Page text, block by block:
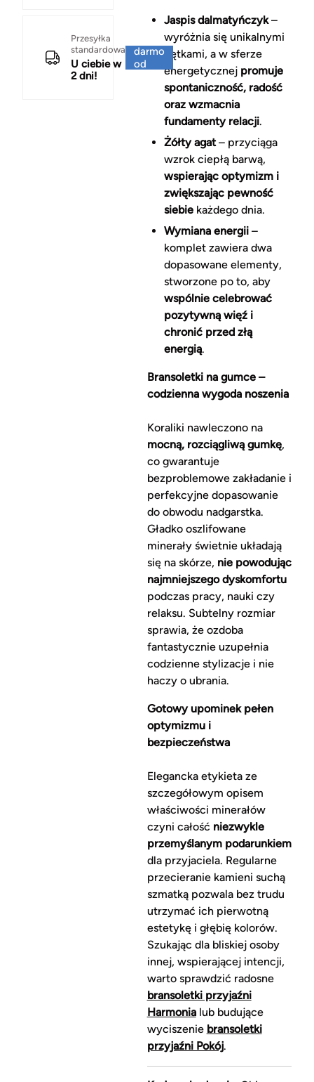
Przesyłka
standardowa
U ciebie w
2 dni!
darmo
od
Jaspis dalmatyńczyk–
wyróżnia się unikalnymi
cętkami, a w sferze
energetycznej promuje
spontaniczność, radość
oraz wzmacnia
fundamenty relacji.
Żółty agat– przyciąga
wzrok ciepłą barwą,
wspierając optymizm i
zwiększając pewność
siebiekażdego dnia.
Wymiana energii–
komplet zawiera dwa
dopasowane elementy,
stworzone po to, aby
wspólnie celebrować
pozytywną więź i
chronić przed złą
energią.
Bransoletki na gumce –
codzienna wygoda noszenia
Koraliki nawleczono na
mocną, rozciągliwą gumkę,
co gwarantuje
bezproblemowe zakładanie i
perfekcyjne dopasowanie
do obwodu nadgarstka.
Gładko oszlifowane
minerały świetnie układają
się na skórze, nie powodując
najmniejszego dyskomfortu
podczas pracy, nauki czy
relaksu. Subtelny rozmiar
sprawia, że ozdoba
fantastycznie uzupełnia
codzienne stylizacje i nie
haczy o ubrania.
Gotowy upominek pełen
optymizmu i
bezpieczeństwa
Elegancka etykieta ze
szczegółowym opisem
właściwości minerałów
czyni całość niezwykle
przemyślanym podarunkiem
dla przyjaciela. Regularne
przecieranie kamieni suchą
szmatką pozwala bez trudu
utrzymać ich pierwotną
estetykę i głębię kolorów.
Szukając dla bliskiej osoby
innej, wspierającej intencji,
warto sprawdzić radosne
bransoletki przyjaźni
Harmonialub budujące
wyciszenie bransoletki
przyjaźni Pokój.